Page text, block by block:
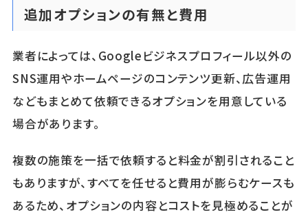
追加オプションの有無と費用
業者によっては、Googleビジネスプロフィール以外の
SNS運用やホームページのコンテンツ更新、広告運用
などもまとめて依頼できるオプションを用意している
場合があります。
複数の施策を一括で依頼すると料金が割引されること
もありますが、すべてを任せると費用が膨らむケースも
あるため、オプションの内容とコストを見極めることが